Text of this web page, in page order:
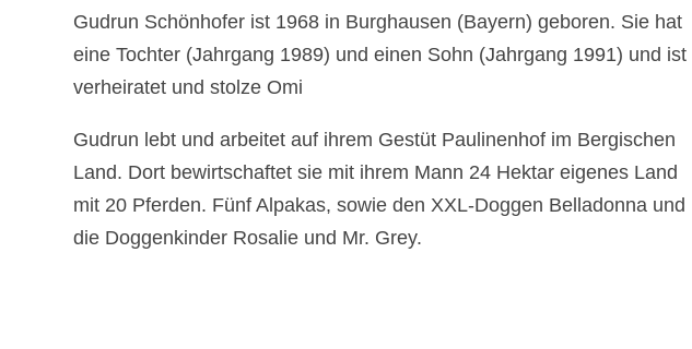
Gudrun Schönhofer ist 1968 in Burghausen (Bayern) geboren. Sie hat
eine Tochter (Jahrgang 1989) und einen Sohn (Jahrgang 1991) und ist
verheiratet und stolze Omi
Gudrun lebt und arbeitet auf ihrem Gestüt Paulinenhof im Bergischen
Land. Dort bewirtschaftet sie mit ihrem Mann 24 Hektar eigenes Land
mit 20 Pferden. Fünf Alpakas, sowie den XXL-Doggen Belladonna und
die Doggenkinder Rosalie und Mr. Grey.